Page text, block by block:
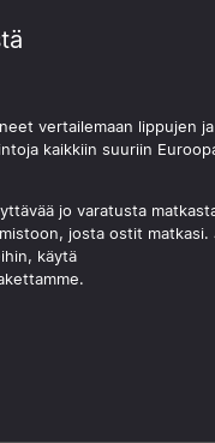
vertailemaan lippujen ja
kaikkiin suuriin
jo varatusta
josta ostit matkasi.
käytä